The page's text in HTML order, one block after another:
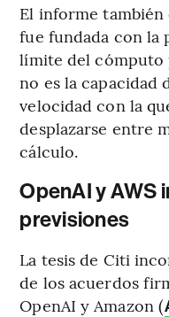
El informe también
fue fundada con la
límite del
no es la capacidad
velocidad con la
desplazarse entre
cálculo.
OpenAI y AWS
previsiones
La tesis de Citi
de los acuerdos
OpenAI y Amazon (